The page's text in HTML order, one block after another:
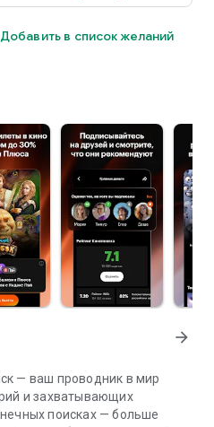
Добавить в список желаний
arrow_forward
— ваш проводник в мир
и захватывающих
поисках — больше